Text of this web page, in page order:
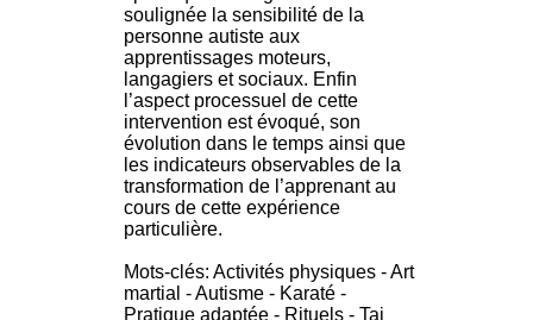
soulignée la sensibilité de la
personne autiste aux
apprentissages moteurs,
langagiers et sociaux. Enfin
l’aspect processuel de cette
intervention est évoqué, son
évolution dans le temps ainsi que
les indicateurs observables de la
transformation de l’apprenant au
cours de cette expérience
particulière.
Mots-clés: Activités physiques - Art
martial - Autisme - Karaté -
Pratique adaptée - Rituels - Tai
ô
n
e
-
A
l
p
e
s
C
e
t
r
e